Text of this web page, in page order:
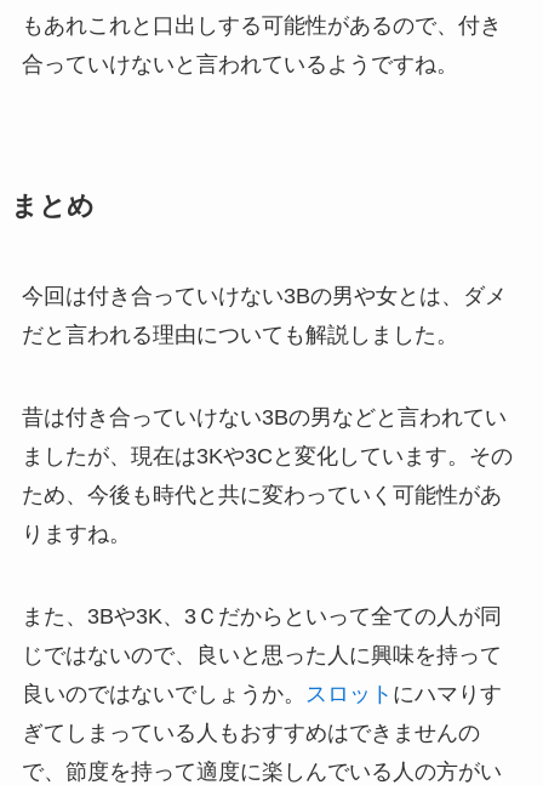
もあれこれと口出しする可能性があるので、付き
合っていけないと言われているようですね。
まとめ
今回は付き合っていけない3Bの男や女とは、ダメ
だと言われる理由についても解説しました。
昔は付き合っていけない3Bの男などと言われてい
ましたが、現在は3Kや3Cと変化しています。その
ため、今後も時代と共に変わっていく可能性があ
りますね。
また、3Bや3K、3Ｃだからといって全ての人が同
じではないので、良いと思った人に興味を持って
良いのではないでしょうか。
スロット にハマりす
ぎてしまっている人もおすすめはできませんの
で、節度を持って適度に楽しんでいる人の方がい